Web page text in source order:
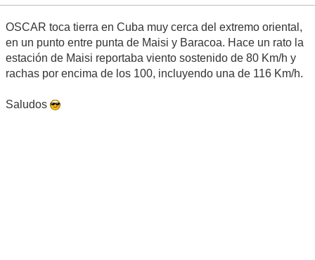
OSCAR toca tierra en Cuba muy cerca del extremo oriental,
en un punto entre punta de Maisi y Baracoa. Hace un rato la
estación de Maisi reportaba viento sostenido de 80 Km/h y
rachas por encima de los 100, incluyendo una de 116 Km/h.
Saludos